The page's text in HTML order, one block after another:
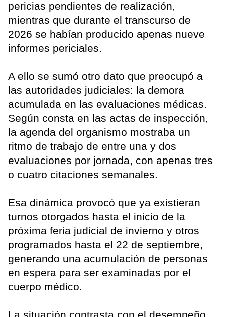
pericias pendientes de realización,
mientras que durante el transcurso de
2026 se habían producido apenas nueve
informes periciales.
A ello se sumó otro dato que preocupó a
las autoridades judiciales: la demora
acumulada en las evaluaciones médicas.
Según consta en las actas de inspección,
la agenda del organismo mostraba un
ritmo de trabajo de entre una y dos
evaluaciones por jornada, con apenas tres
o cuatro citaciones semanales.
Esa dinámica provocó que ya existieran
turnos otorgados hasta el inicio de la
próxima feria judicial de invierno y otros
programados hasta el 22 de septiembre,
generando una acumulación de personas
en espera para ser examinadas por el
cuerpo médico.